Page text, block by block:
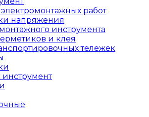
работ
напряжения
инструмента
и клея
тележек